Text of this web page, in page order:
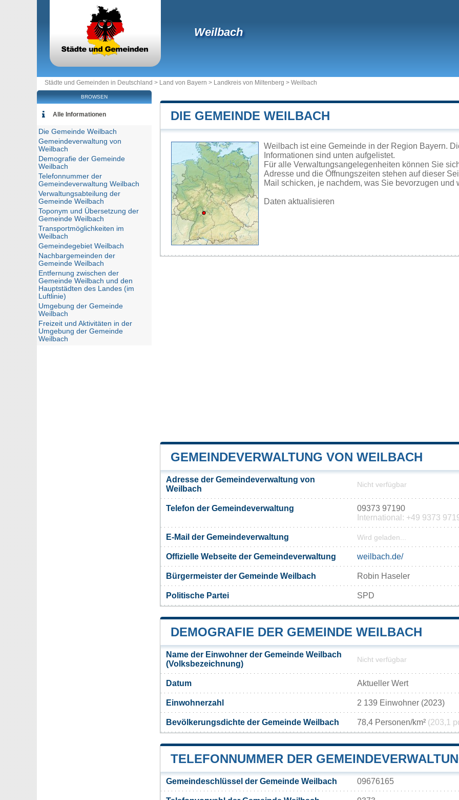
Weilbach
Städte und Gemeinden in Deutschland > Land von Bayern > Landkreis von Miltenberg > Weilbach
DIE GEMEINDE WEILBACH
Weilbach ist eine Gemeinde in der Region Bayern.
Informationen sind unten aufgelistet.
Für alle Verwaltungsangelegenheiten können Sie
Adresse und die Öffnungszeiten stehen auf dieser
Mail schicken, je nachdem, was Sie bevorzugen und
Daten aktualisieren
GEMEINDEVERWALTUNG VON WEILBACH
Adresse der Gemeindeverwaltung von
Weilbach
Nicht verfügbar
Telefon der Gemeindeverwaltung
09373 97190
International: +49 9373
E-Mail der Gemeindeverwaltung Wird geladen...
Offizielle Webseite der Gemeindeverwaltung weilbach.de/
Bürgermeister der Gemeinde Weilbach Robin Haseler
Politische Partei SPD
DEMOGRAFIE DER GEMEINDE WEILBACH
Name der Einwohner der Gemeinde Weilbach
(Volksbezeichnung)
Nicht verfügbar
Datum Aktueller Wert
Einwohnerzahl 2 139 Einwohner (2023)
Bevölkerungsdichte der Gemeinde Weilbach 78,4 Personen/km² (203,1
TELEFONNUMMER DER
Gemeindeschlüssel der Gemeinde Weilbach 09676165
BROWSEN
Alle Informationen
Die Gemeinde Weilbach
Gemeindeverwaltung von
Weilbach
Demografie der Gemeinde
Weilbach
Telefonnummer der
Gemeindeverwaltung Weilbach
Verwaltungsabteilung der
Gemeinde Weilbach
Toponym und Übersetzung der
Gemeinde Weilbach
Transportmöglichkeiten im
Weilbach
Gemeindegebiet Weilbach
Nachbargemeinden der
Gemeinde Weilbach
Entfernung zwischen der
Gemeinde Weilbach und den
Hauptstädten des Landes (im
Luftlinie)
Umgebung der Gemeinde
Weilbach
Freizeit und Aktivitäten in der
Umgebung der Gemeinde
Weilbach